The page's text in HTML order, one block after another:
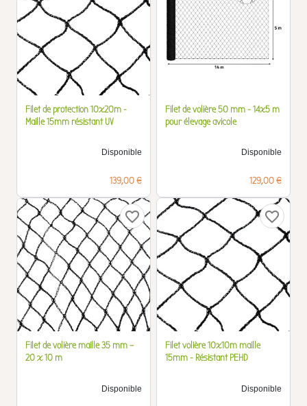
Filet de protection 10x20m -
Maille 15mm résistant UV
Disponible
Prix
139,00 €
Filet de volière 50 mm - 14x5 m
pour élevage avicole
Disponible
Prix
129,00 €
favorite_border
Filet de volière maille 35 mm –
20 x 10 m
Disponible
favorite_border
Filet volière 10x10m maille
15mm - Résistant PEHD
Disponible